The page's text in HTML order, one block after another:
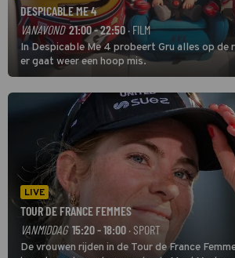
DESPICABLE ME 4
VANAVOND 21:00 - 22:50 · FILM
In Despicable Me 4 probeert Gru alles op de
er gaat weer een hoop mis.
LIVE
TOUR DE FRANCE FEMMES
VANMIDDAG 15:20 - 18:00 · SPORT
De vrouwen rijden in de Tour de France